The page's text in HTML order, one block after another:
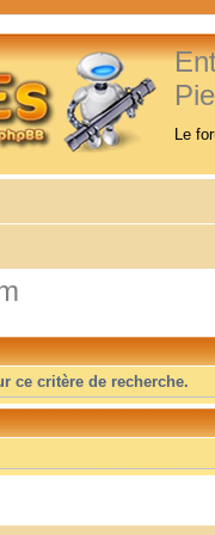
Le
ce critère de recherche.